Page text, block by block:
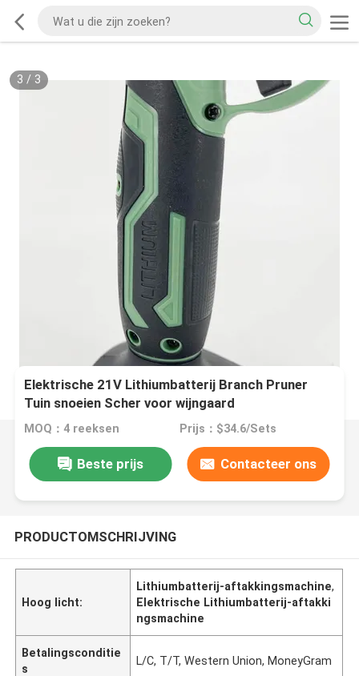
3 / 3
Elektrische 21V Lithiumbatterij Branch Pruner
Tuin snoeien Scher voor wijngaard
MOQ：4 reeksen Prijs：$34.6/Sets
Beste prijs Contacteer ons
PRODUCTOMSCHRIJVING
Hoog licht:
Lithiumbatterij-aftakkingsmachine,
Elektrische Lithiumbatterij-aftakki
ngsmachine
Betalingsconditie
s
L/C, T/T, Western Union, MoneyGram